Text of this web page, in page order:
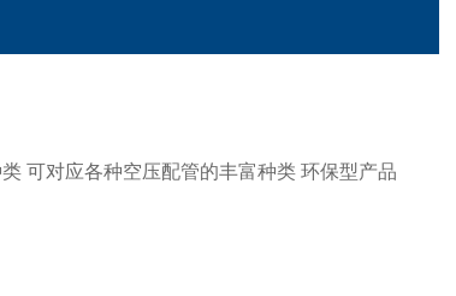
可对应各种空压配管的丰富种类 环保型产品